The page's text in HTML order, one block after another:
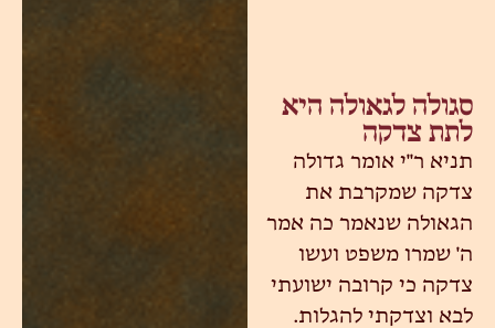
סגולה לגאולה היא
לתת צדקה
תניא ר"י אומר גדולה
צדקה שמקרבת את
הגאולה שנאמר כה אמר
ה' שמרו משפט ועשו
צדקה כי קרובה ישועתי
לבא וצדקתי להגלות.